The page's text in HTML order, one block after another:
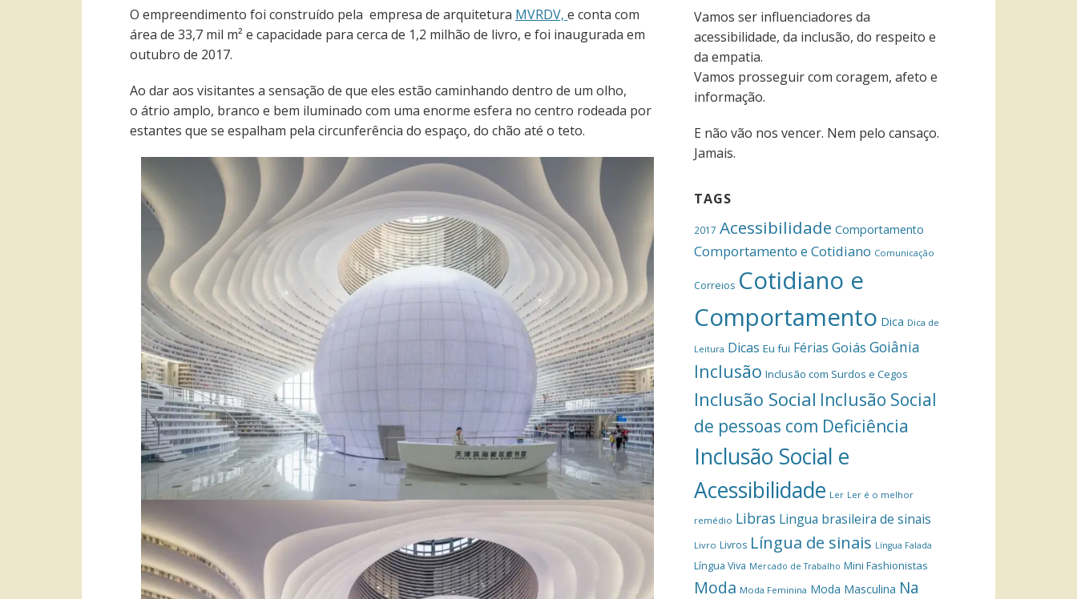
O empreendimento foi construído pela empresa de arquitetura MVRDV, e conta com
área de 33,7 mil m² e capacidade para cerca de 1,2 milhão de livro, e foi inaugurada em
outubro de 2017.
Ao dar aos visitantes a sensação de que eles estão caminhando dentro de um olho,
o átrio amplo, branco e bem iluminado com uma enorme esfera no centro rodeada por
estantes que se espalham pela circunferência do espaço, do chão até o teto.
Vamos ser influenciadores da
acessibilidade, da inclusão, do respeito e
da empatia.
Vamos prosseguir com coragem, afeto e
informação.
E não vão nos vencer. Nem pelo cansaço.
Jamais.
TAGS
2017 Acessibilidade Comportamento
Comportamento e Cotidiano Comunicação
Correios Cotidiano e
Comportamento Dica Dica de
Leitura Dicas Eu fui Férias Goiás Goiânia
Inclusão Inclusão com Surdos e Cegos
Inclusão Social Inclusão Social
de pessoas com Deficiência
Inclusão Social e
Acessibilidade Ler Ler é o melhor
remédio Libras Lingua brasileira de sinais
Livro Livros Língua de sinais Língua Falada
Língua Viva Mercado de Trabalho Mini Fashionistas
Moda Moda Feminina Moda Masculina Na